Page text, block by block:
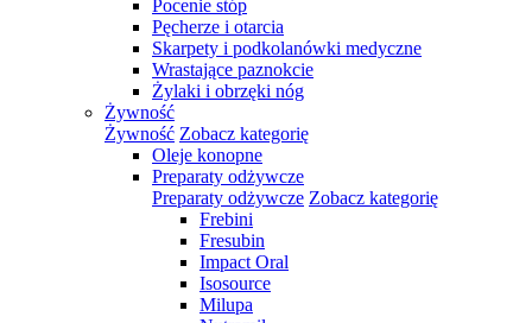
Pocenie stóp
Pęcherze i otarcia
Skarpety i podkolanówki medyczne
Wrastające paznokcie
Żylaki i obrzęki nóg
Żywność
Żywność Zobacz kategorię
Oleje konopne
Preparaty odżywcze
Preparaty odżywcze Zobacz kategorię
Frebini
Fresubin
Impact Oral
Isosource
Milupa